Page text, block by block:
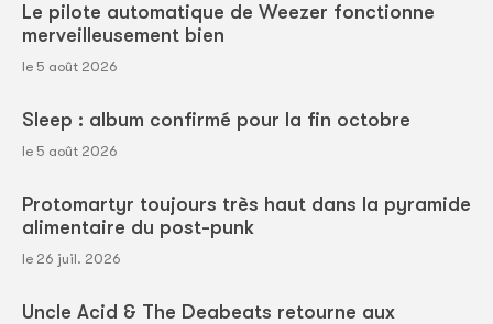
Le pilote automatique de Weezer fonctionne
merveilleusement bien
le 5 août 2026
Sleep : album confirmé pour la fin octobre
le 5 août 2026
Protomartyr toujours très haut dans la pyramide
alimentaire du post-punk
le 26 juil. 2026
Uncle Acid & The Deabeats retourne aux